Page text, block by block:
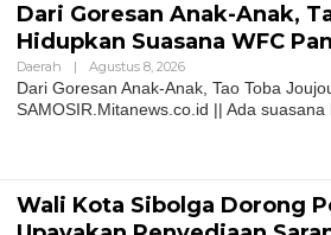
Dari Goresan Anak-Anak,
Hidupkan Suasana WFC
Daerah | Agustus 8, 2026
Dari Goresan Anak-Anak, Tao Toba
SAMOSIR.Mitanews.co.id || Ada
Wali Kota Sibolga Dorong